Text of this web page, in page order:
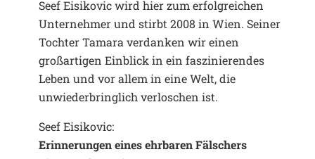
Seef Eisikovic wird hier zum erfolgreichen
Unternehmer und stirbt 2008 in Wien. Seiner
Tochter Tamara verdanken wir einen
großartigen Einblick in ein faszinierendes
Leben und vor allem in eine Welt, die
unwiederbringlich verloschen ist.
Seef Eisikovic:
Erinnerungen eines ehrbaren Fälschers